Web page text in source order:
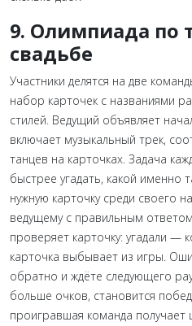
9. Олимпиада по
свадьбе
Участники делятся на две
набор карточек с названиями
стилей. Ведущий объявляет
включает музыкальный трек,
танцев на карточках. Задача
быстрее угадать, какой именно
нужную карточку среди своего
ведущему с правильным
проверяет карточку: угадали —
карточка выбывает из игры.
обратно и ждёте следующего
больше очков, становится
проигравшая команда